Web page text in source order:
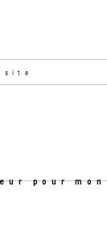
pour mon